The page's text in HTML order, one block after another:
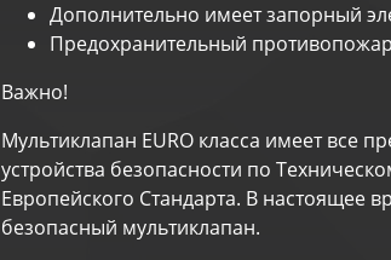
Дополнительно имеет запорный
Предохранительный
Важно!
Мультиклапан EURO класса имеет все
устройства безопасности по
Европейского Стандарта. В настоящее
безопасный мультиклапан.